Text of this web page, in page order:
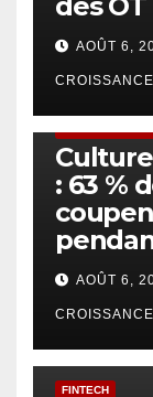
AOÛT 6,
: 63 %
AOÛT 6,
FINTECH